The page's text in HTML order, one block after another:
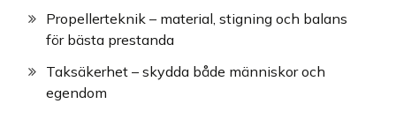
Propellerteknik – material, stigning och balans
för bästa prestanda
Taksäkerhet – skydda både människor och
egendom